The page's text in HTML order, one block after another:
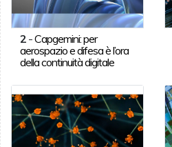
2-Capgemini: per
aerospazio e difesa è l’ora
della continuità digitale